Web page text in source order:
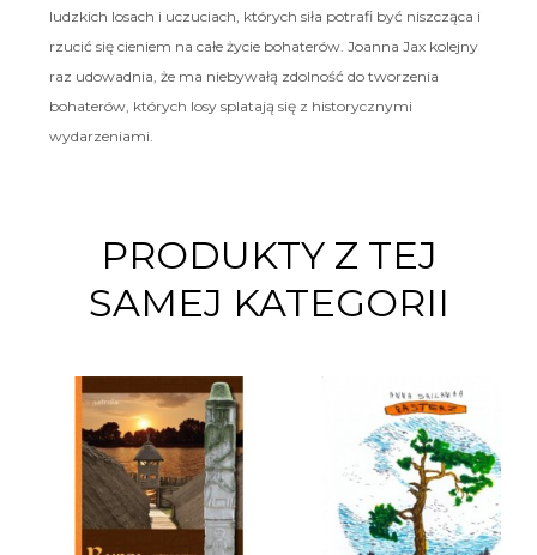
ludzkich losach i uczuciach, których siła potrafi być niszcząca i
rzucić się cieniem na całe życie bohaterów. Joanna Jax kolejny
raz udowadnia, że ma niebywałą zdolność do tworzenia
bohaterów, których losy splatają się z historycznymi
wydarzeniami.
PRODUKTY Z TEJ
SAMEJ KATEGORII